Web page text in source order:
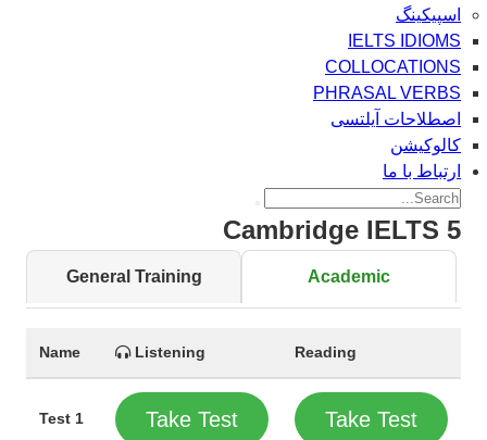
اسپیکینگ
IELTS IDIOMS
COLLOCATIONS
PHRASAL VERBS
اصطلاحات آیلتسی
کالوکیشن
ارتباط با ما
Cambridge IELTS 5
Academic
General Training
Name Listening Reading
Test 1 Take Test Take Test